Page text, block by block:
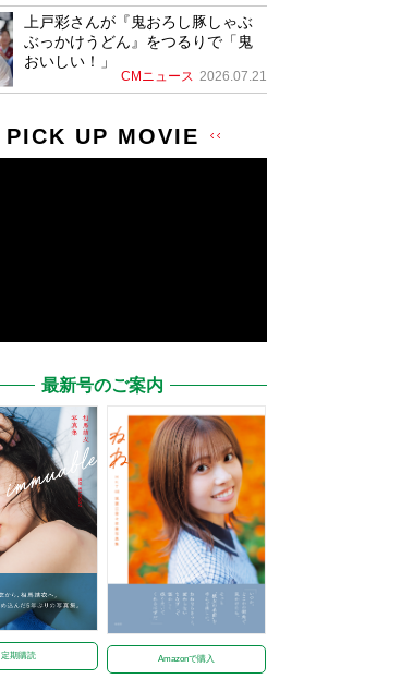
上戸彩さんが『鬼おろし豚しゃぶ
ぶっかけうどん』をつるりで「鬼
おいしい！」
CMニュース 2026.07.21
PICK UP MOVIE
最新号のご案内
定期購読 Amazonで購入